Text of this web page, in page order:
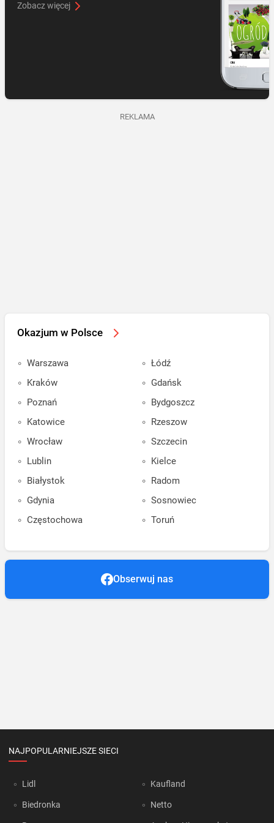
Zobacz więcej
REKLAMA
Okazjum w Polsce
Warszawa
Kraków
Poznań
Katowice
Wrocław
Lublin
Białystok
Gdynia
Częstochowa
Łódź
Gdańsk
Bydgoszcz
Rzeszow
Szczecin
Kielce
Radom
Sosnowiec
Toruń
Obserwuj nas
NAJPOPULARNIEJSZE SIECI
Lidl
Biedronka
Kaufland
Netto